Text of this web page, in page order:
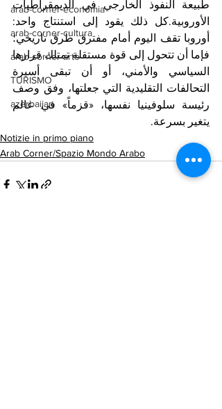
arab-corner-economia
arab-corner-cultura
arab-corner-arte
TURISMO
azerbaijan
أوروبا تقف اليوم أمام مفترق طرق تاريخي؛
فإما أن تتحول إلى قوة مستقلة تمتلك قرارها
رئيسة سلوفينيا نفسها، «قزماً» في عالم
يتغير بسرعة.
Notizie in primo piano
Arab Corner/Spazio Mondo Arabo